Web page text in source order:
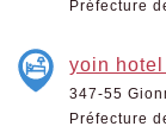
Préfecture
yoin
347-55
Préfecture